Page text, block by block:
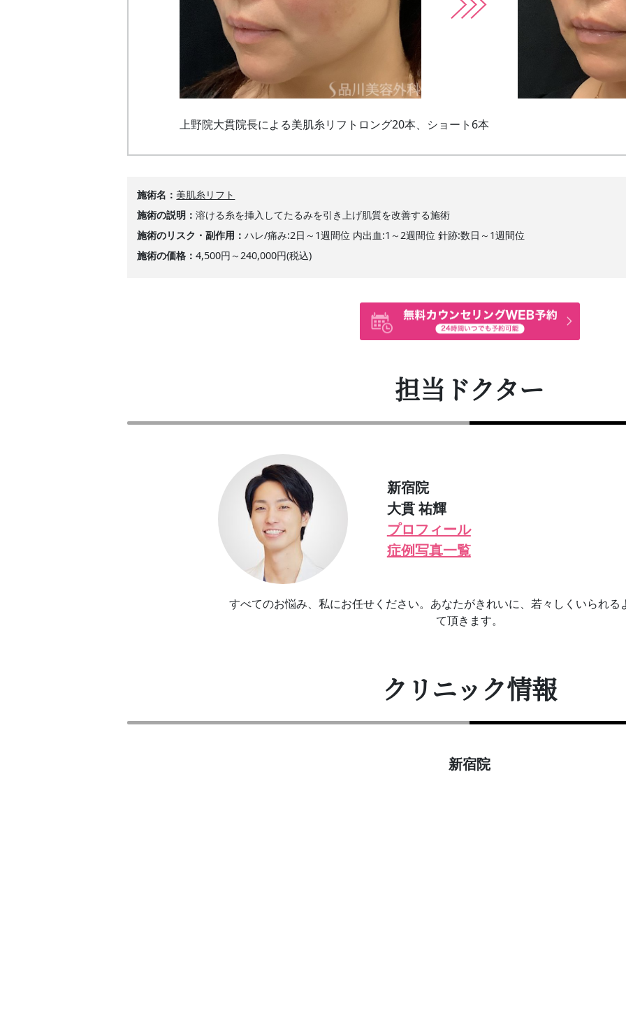
上野院大貫院長による美肌糸リフトロング20本、ショート6本
施術名
美肌糸リフト
施術の説明
溶ける糸を挿入してたるみを引き上げ肌質を改善する施術
施術のリスク・副作用
ハレ/痛み:2日～1週間位 内出血:1～2週間位 針跡:数日～1週間位
施術の価格
4,500円～240,000円(税込)
担当ドクター
新宿院
大貫 祐輝
プロフィール
症例写真一覧
すべてのお悩み、私にお任せください。あなたがきれいに、若々しくいられる
て頂きます。
クリニック情報
新宿院